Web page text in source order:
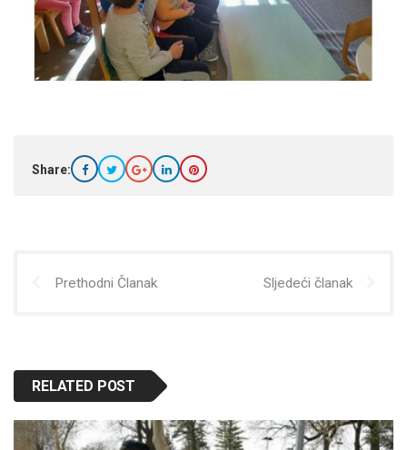
Share:
Prethodni Članak Sljedeći članak
RELATED POST